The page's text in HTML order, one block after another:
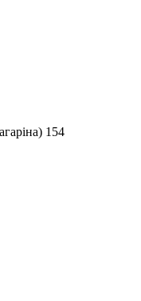
154